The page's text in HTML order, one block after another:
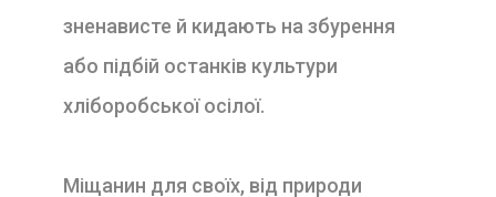
зненависте й кидають на збурення
або підбій останків культури
хліборобської осілої.
Міщанин для своїх, від природи